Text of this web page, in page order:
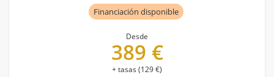
Financiación disponible
Desde
389 €
+ tasas (129 €)